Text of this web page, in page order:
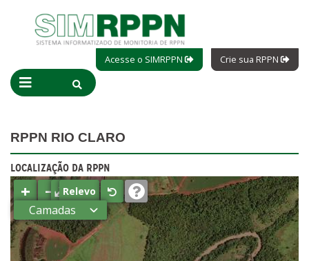
Acesse o SIMRPPN Crie sua RPPN
RPPN RIO CLARO
LOCALIZAÇÃO DA RPPN
+ −⤢Relevo
Camadas
Estados
Municípios